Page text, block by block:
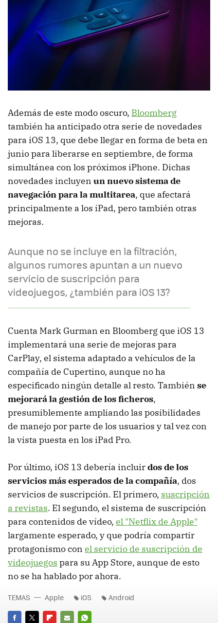
Además de este modo oscuro, Bloomberg
también ha anticipado otra serie de novedades
para iOS 13, que debe llegar en forma de beta en
junio para liberarse en septiembre, de forma
simultánea con los próximos iPhone. Dichas
novedades incluyen un nuevo sistema de
navegación para la multitarea, que afectará
principalmente a los iPad, pero también otras
mejoras.
Aunque no se incluye en la filtración,
algunos rumores apuntan a un nuevo
servicio de suscripción para
videojuegos, ¿también para iOS 13?
Cuenta Mark Gurman en Bloomberg que iOS 13
implementará una serie de mejoras para
CarPlay, el sistema adaptado a vehículos de la
compañía de Cupertino, aunque no ha
especificado ningún detalle al resto. También se
mejorará la gestión de los ficheros,
presumiblemente ampliando las posibilidades
de manejo por parte de los usuarios y tal vez con
la vista puesta en los iPad Pro.
Por último, iOS 13 debería incluirdos de los
servicios más esperados de la compañía, dos
servicios de suscripción. El primero, suscripción
a revistas. El segundo, el sistema de suscripción
para contenidos de vídeo, el "Netflix de Apple"
largamente esperado, y que podría compartir
protagonismo con el servicio de suscripción de
videojuegos para su App Store, aunque de esto
no se ha hablado por ahora.
TEMAS Apple iOS Android